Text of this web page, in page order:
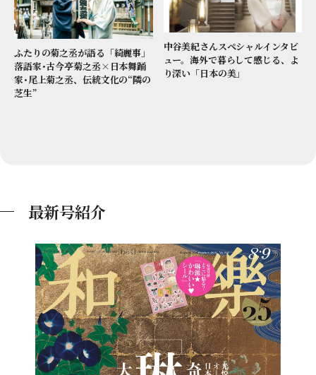
ふたりの菊之丞が語る「綺麗事」
落語家･古今亭菊之丞×日本舞踊
家･尾上菊之丞、伝統文化の“隣の
芝生”
中谷美紀さんスペシャルインタビ
ュー。海外で暮らして感じる、よ
り深い「日本の美」
最新号紹介